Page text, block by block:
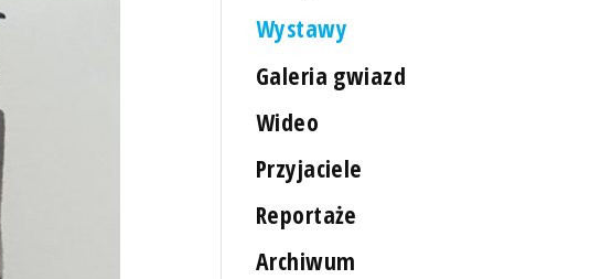
Wystawy
Galeria gwiazd
Wideo
Przyjaciele
Reportaże
Archiwum